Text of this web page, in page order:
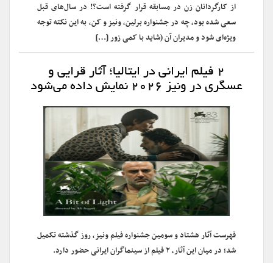
از کارگردانان زن در مسابقه قرار گرفته‌ است؟! در سال‌های قبل
سعی شده بود، چه در جشنواره برلین، ونیز و کن، به این نکته توجه
ویژه‌ای شود و مدیران آن (شاید با کمی زور […]
۲ فیلم ایرانی در ایتالیا؛ آثار قرایی و
عسگری در ونیز ۲۰۲۶ نمایش داده می‌شود
فهرست آثار هشتاد و سومین جشنواره فیلم ونیز، روز گذشته تکمیل
شد؛ در میان این آثار، ۲ فیلم از سینماگران ایرانی حضور دارد.